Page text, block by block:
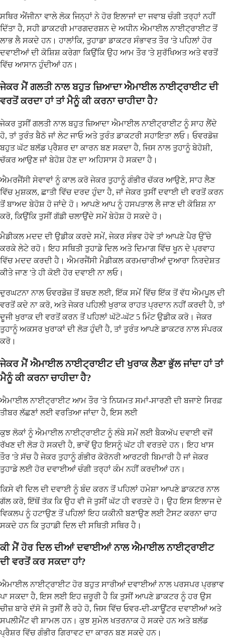
ਸਥਿਰ ਐਂਜੀਨਾ ਵਾਲੇ ਲੋਕ ਜਿਨ੍ਹਾਂ ਨੇ ਹੋਰ ਇਲਾਜਾਂ ਦਾ ਜਵਾਬ ਚੰਗੀ ਤਰ੍ਹਾਂ ਨਹੀਂ
ਦਿੱਤਾ ਹੈ, ਸਹੀ ਡਾਕਟਰੀ ਮਾਰਗਦਰਸ਼ਨ ਦੇ ਅਧੀਨ ਐਮਾਈਲ ਨਾਈਟ੍ਰਾਈਟ ਤੋਂ
ਲਾਭ ਲੈ ਸਕਦੇ ਹਨ। ਹਾਲਾਂਕਿ, ਤੁਹਾਡਾ ਡਾਕਟਰ ਸੰਭਾਵਤ ਤੌਰ 'ਤੇ ਪਹਿਲਾਂ ਹੋਰ
ਦਵਾਈਆਂ ਦੀ ਕੋਸ਼ਿਸ਼ ਕਰੇਗਾ ਕਿਉਂਕਿ ਉਹ ਆਮ ਤੌਰ 'ਤੇ ਸੁਰੱਖਿਅਤ ਅਤੇ ਵਰਤੋਂ
ਵਿੱਚ ਆਸਾਨ ਹੁੰਦੀਆਂ ਹਨ।
ਜੇਕਰ ਮੈਂ ਗਲਤੀ ਨਾਲ ਬਹੁਤ ਜ਼ਿਆਦਾ ਐਮਾਈਲ ਨਾਈਟ੍ਰਾਈਟ ਦੀ
ਵਰਤੋਂ ਕਰਦਾ ਹਾਂ ਤਾਂ ਮੈਨੂੰ ਕੀ ਕਰਨਾ ਚਾਹੀਦਾ ਹੈ?
ਜੇਕਰ ਤੁਸੀਂ ਗਲਤੀ ਨਾਲ ਬਹੁਤ ਜ਼ਿਆਦਾ ਐਮਾਈਲ ਨਾਈਟ੍ਰਾਈਟ ਨੂੰ ਸਾਹ ਲੈਂਦੇ
ਹੋ, ਤਾਂ ਤੁਰੰਤ ਬੈਠੋ ਜਾਂ ਲੇਟ ਜਾਓ ਅਤੇ ਤੁਰੰਤ ਡਾਕਟਰੀ ਸਹਾਇਤਾ ਲਓ। ਓਵਰਡੋਜ਼
ਬਹੁਤ ਘੱਟ ਬਲੱਡ ਪ੍ਰੈਸ਼ਰ ਦਾ ਕਾਰਨ ਬਣ ਸਕਦਾ ਹੈ, ਜਿਸ ਨਾਲ ਤੁਹਾਨੂੰ ਬੇਹੋਸ਼ੀ,
ਚੱਕਰ ਆਉਣ ਜਾਂ ਬੇਹੋਸ਼ ਹੋਣ ਦਾ ਅਹਿਸਾਸ ਹੋ ਸਕਦਾ ਹੈ।
ਐਮਰਜੈਂਸੀ ਸੇਵਾਵਾਂ ਨੂੰ ਕਾਲ ਕਰੋ ਜੇਕਰ ਤੁਹਾਨੂੰ ਗੰਭੀਰ ਚੱਕਰ ਆਉਣੇ, ਸਾਹ ਲੈਣ
ਵਿੱਚ ਮੁਸ਼ਕਲ, ਛਾਤੀ ਵਿੱਚ ਦਰਦ ਹੁੰਦਾ ਹੈ, ਜਾਂ ਜੇਕਰ ਤੁਸੀਂ ਦਵਾਈ ਦੀ ਵਰਤੋਂ ਕਰਨ
ਤੋਂ ਬਾਅਦ ਬੇਹੋਸ਼ ਹੋ ਜਾਂਦੇ ਹੋ। ਆਪਣੇ ਆਪ ਨੂੰ ਹਸਪਤਾਲ ਲੈ ਜਾਣ ਦੀ ਕੋਸ਼ਿਸ਼ ਨਾ
ਕਰੋ, ਕਿਉਂਕਿ ਤੁਸੀਂ ਗੱਡੀ ਚਲਾਉਂਦੇ ਸਮੇਂ ਬੇਹੋਸ਼ ਹੋ ਸਕਦੇ ਹੋ।
ਮੈਡੀਕਲ ਮਦਦ ਦੀ ਉਡੀਕ ਕਰਦੇ ਸਮੇਂ, ਜੇਕਰ ਸੰਭਵ ਹੋਵੇ ਤਾਂ ਆਪਣੇ ਪੈਰ ਉੱਚੇ
ਕਰਕੇ ਲੇਟੇ ਰਹੋ। ਇਹ ਸਥਿਤੀ ਤੁਹਾਡੇ ਦਿਲ ਅਤੇ ਦਿਮਾਗ ਵਿੱਚ ਖੂਨ ਦੇ ਪ੍ਰਵਾਹ
ਵਿੱਚ ਮਦਦ ਕਰਦੀ ਹੈ। ਐਮਰਜੈਂਸੀ ਮੈਡੀਕਲ ਕਰਮਚਾਰੀਆਂ ਦੁਆਰਾ ਨਿਰਦੇਸ਼ਤ
ਕੀਤੇ ਜਾਣ 'ਤੇ ਹੀ ਕੋਈ ਹੋਰ ਦਵਾਈ ਨਾ ਲਓ।
ਦੁਰਘਟਨਾ ਨਾਲ ਓਵਰਡੋਜ਼ ਤੋਂ ਬਚਣ ਲਈ, ਇੱਕ ਸਮੇਂ ਵਿੱਚ ਇੱਕ ਤੋਂ ਵੱਧ ਐਮਪੂਲ ਦੀ
ਵਰਤੋਂ ਕਦੇ ਨਾ ਕਰੋ, ਅਤੇ ਜੇਕਰ ਪਹਿਲੀ ਖੁਰਾਕ ਰਾਹਤ ਪ੍ਰਦਾਨ ਨਹੀਂ ਕਰਦੀ ਹੈ, ਤਾਂ
ਦੂਜੀ ਖੁਰਾਕ ਦੀ ਵਰਤੋਂ ਕਰਨ ਤੋਂ ਪਹਿਲਾਂ ਘੱਟੋ-ਘੱਟ 5 ਮਿੰਟ ਉਡੀਕ ਕਰੋ। ਜੇਕਰ
ਤੁਹਾਨੂੰ ਅਕਸਰ ਖੁਰਾਕਾਂ ਦੀ ਲੋੜ ਹੁੰਦੀ ਹੈ, ਤਾਂ ਤੁਰੰਤ ਆਪਣੇ ਡਾਕਟਰ ਨਾਲ ਸੰਪਰਕ
ਕਰੋ।
ਜੇਕਰ ਮੈਂ ਐਮਾਈਲ ਨਾਈਟ੍ਰਾਈਟ ਦੀ ਖੁਰਾਕ ਲੈਣਾ ਭੁੱਲ ਜਾਂਦਾ ਹਾਂ ਤਾਂ
ਮੈਨੂੰ ਕੀ ਕਰਨਾ ਚਾਹੀਦਾ ਹੈ?
ਐਮਾਈਲ ਨਾਈਟ੍ਰਾਈਟ ਆਮ ਤੌਰ 'ਤੇ ਨਿਯਮਤ ਸਮਾਂ-ਸਾਰਣੀ ਦੀ ਬਜਾਏ ਸਿਰਫ਼
ਤੀਬਰ ਲੱਛਣਾਂ ਲਈ ਵਰਤਿਆ ਜਾਂਦਾ ਹੈ, ਇਸ ਲਈ
ਕੁਝ ਲੋਕਾਂ ਨੂੰ ਐਮਾਈਲ ਨਾਈਟ੍ਰਾਈਟ ਨੂੰ ਲੰਬੇ ਸਮੇਂ ਲਈ ਬੈਕਅੱਪ ਦਵਾਈ ਵਜੋਂ
ਰੱਖਣ ਦੀ ਲੋੜ ਹੋ ਸਕਦੀ ਹੈ, ਭਾਵੇਂ ਉਹ ਇਸਨੂੰ ਘੱਟ ਹੀ ਵਰਤਦੇ ਹਨ। ਇਹ ਖਾਸ
ਤੌਰ 'ਤੇ ਸੱਚ ਹੈ ਜੇਕਰ ਤੁਹਾਨੂੰ ਗੰਭੀਰ ਕੋਰੋਨਰੀ ਆਰਟਰੀ ਬਿਮਾਰੀ ਹੈ ਜਾਂ ਜੇਕਰ
ਤੁਹਾਡੇ ਲਈ ਹੋਰ ਦਵਾਈਆਂ ਚੰਗੀ ਤਰ੍ਹਾਂ ਕੰਮ ਨਹੀਂ ਕਰਦੀਆਂ ਹਨ।
ਕਿਸੇ ਵੀ ਦਿਲ ਦੀ ਦਵਾਈ ਨੂੰ ਬੰਦ ਕਰਨ ਤੋਂ ਪਹਿਲਾਂ ਹਮੇਸ਼ਾ ਆਪਣੇ ਡਾਕਟਰ ਨਾਲ
ਗੱਲ ਕਰੋ, ਇੱਥੋਂ ਤੱਕ ਕਿ ਉਹ ਵੀ ਜੋ ਤੁਸੀਂ ਘੱਟ ਹੀ ਵਰਤਦੇ ਹੋ। ਉਹ ਇਸ ਇਲਾਜ ਦੇ
ਵਿਕਲਪ ਨੂੰ ਹਟਾਉਣ ਤੋਂ ਪਹਿਲਾਂ ਇਹ ਯਕੀਨੀ ਬਣਾਉਣ ਲਈ ਟੈਸਟ ਕਰਨਾ ਚਾਹ
ਸਕਦੇ ਹਨ ਕਿ ਤੁਹਾਡੀ ਦਿਲ ਦੀ ਸਥਿਤੀ ਸਥਿਰ ਹੈ।
ਕੀ ਮੈਂ ਹੋਰ ਦਿਲ ਦੀਆਂ ਦਵਾਈਆਂ ਨਾਲ ਐਮਾਈਲ ਨਾਈਟ੍ਰਾਈਟ
ਦੀ ਵਰਤੋਂ ਕਰ ਸਕਦਾ ਹਾਂ?
ਐਮਾਈਲ ਨਾਈਟ੍ਰਾਈਟ ਹੋਰ ਬਹੁਤ ਸਾਰੀਆਂ ਦਵਾਈਆਂ ਨਾਲ ਪਰਸਪਰ ਪ੍ਰਭਾਵ
ਪਾ ਸਕਦਾ ਹੈ, ਇਸ ਲਈ ਇਹ ਜ਼ਰੂਰੀ ਹੈ ਕਿ ਤੁਸੀਂ ਆਪਣੇ ਡਾਕਟਰ ਨੂੰ ਹਰ ਉਸ
ਚੀਜ਼ ਬਾਰੇ ਦੱਸੋ ਜੋ ਤੁਸੀਂ ਲੈ ਰਹੇ ਹੋ, ਜਿਸ ਵਿੱਚ ਓਵਰ-ਦੀ-ਕਾਊਂਟਰ ਦਵਾਈਆਂ ਅਤੇ
ਸਪਲੀਮੈਂਟ ਵੀ ਸ਼ਾਮਲ ਹਨ। ਕੁਝ ਸੁਮੇਲ ਖਤਰਨਾਕ ਹੋ ਸਕਦੇ ਹਨ ਅਤੇ ਬਲੱਡ
ਪ੍ਰੈਸ਼ਰ ਵਿੱਚ ਗੰਭੀਰ ਗਿਰਾਵਟ ਦਾ ਕਾਰਨ ਬਣ ਸਕਦੇ ਹਨ।